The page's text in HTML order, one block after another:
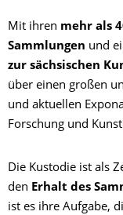
Mit ihren mehr als
Sammlungen und
zur sächsischen
über einen großen
und aktuellen
Forschung und
Die Kustodie ist als
den Erhalt des
ist es ihre Aufgabe,